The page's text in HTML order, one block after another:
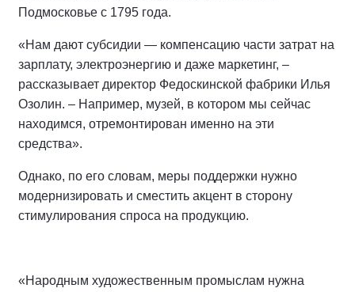
Подмосковье с 1795 года.
«Нам дают субсидии — компенсацию части затрат на
зарплату, электроэнергию и даже маркетинг, –
рассказывает директор Федоскинской фабрики Илья
Озолин. – Например, музей, в котором мы сейчас
находимся, отремонтирован именно на эти
средства».
Однако, по его словам, меры поддержки нужно
модернизировать и сместить акцент в сторону
стимулирования спроса на продукцию.
«Народным художественным промыслам нужна